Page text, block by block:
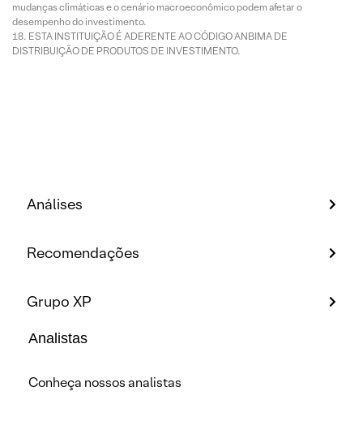
mudanças climáticas e o cenário macroeconômico podem afetar o
desempenho do investimento.
ESTA INSTITUIÇÃO É ADERENTE AO CÓDIGO ANBIMA DE
DISTRIBUIÇÃO DE PRODUTOS DE INVESTIMENTO.
Análises
Recomendações
Grupo XP
Analistas
Conheça nossos analistas